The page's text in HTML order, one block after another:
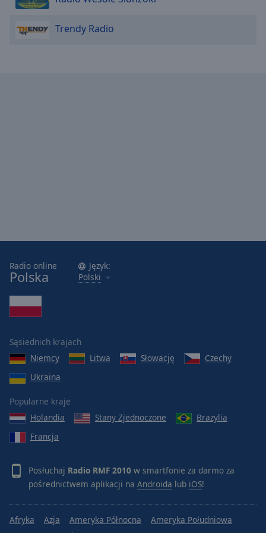
Trendy Radio
Radio online
Polska
Język:
Polski
Sąsiednich krajach
Niemcy
Litwa Słowację
Czechy
Ukraina
Popularne kraje
Holandia
Stany Zjednoczone
Brazylia
Francja
Posłuchaj Radio RMF 2010 w smartfonie za darmo za
pośrednictwem aplikacji na Androida lub iOS!
Afryka Azja Ameryka Północna
Ameryka Południowa